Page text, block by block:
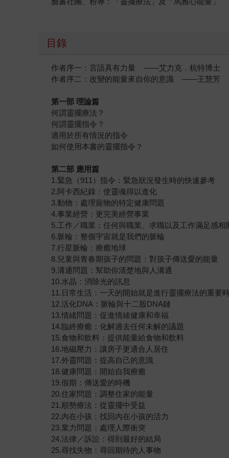
目錄
作者序一：言語具有力量 ——艾力克．杭特博士
作者序二：改變的能量來自你的意識 ——王慧芳
第一部 理論篇
何謂靈擺療法？
何謂靈擺指令？
適用於所有情況的指令
如何使用本書的靈擺指令？
第二部 應用篇
1.緊急（911）指令：緊急狀況發生時的快速參考
2.阿卡西紀錄：使靈魂得以進化
3.動物：處理寵物的特定健康問題
4.事業經營：更完美經營事業
5.工作／職業：任何與職業、求職以及工作滿足感相
6.脈輪：整個宇宙就是我們的脈輪
7.行星脈輪：療癒地球
8.兒童與青春期孩子的問題：對孩子傳送愛的能量
9.溝通問題：幫助你清楚地與人溝通
10.水晶：消除光的訊息
11.日常生活：一天的開始就是進行靈擺療法的重要
12.活化DNA：脈輪與十二股DNA鏈
13.情緒問題：促進情緒健康和幸福
14.臨終療癒：化解過去任何未解的議題
15.食物和飲料：提供能量給食物和飲料
16.地磁壓力：讓房子更適合人居住
17.外靈問題：提高自己的意識
18.健康問題：開始自我療癒
19.假期：傳送愛的時機
20.住家問題：調整住家的能量
21.順勢療法：從靈擺中受益
22.內在小孩：找回內在小孩的活力
23.業力問題：處理人際衝突
24.法律／訴訟：得到最好的結局
25.尋找失物：尋回期待的人事物